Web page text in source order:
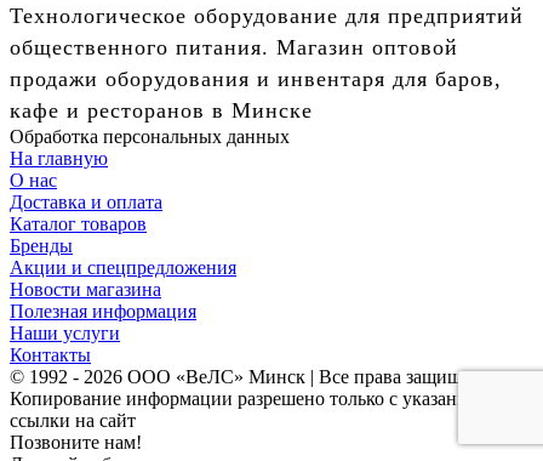
Технологическое оборудование для предприятий
общественного питания. Магазин оптовой
продажи оборудования и инвентаря для баров,
кафе и ресторанов в Минске
Обработка персональных данных
На главную
О нас
Доставка и оплата
Каталог товаров
Бренды
Акции и спецпредложения
Новости магазина
Полезная информация
Наши услуги
Контакты
© 1992 - 2026 ООО «ВеЛС» Минск | Все права защищены
Копирование информации разрешено только с указанием
ссылки на сайт
Позвоните нам!